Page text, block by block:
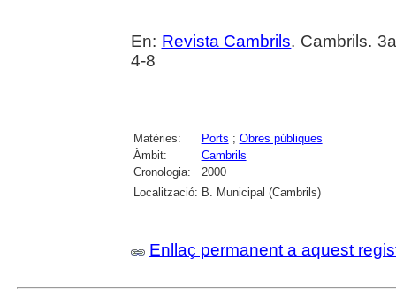
En: Revista Cambrils. Cambrils.
4-8
Matèries: Ports ; Obres públiques
Àmbit:
Cambrils
Cronologia:
2000
Localització: B. Municipal (Cambrils)
Enllaç permanent a aquest